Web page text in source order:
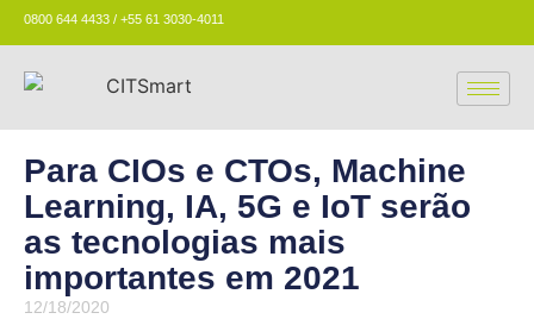
0800 644 4433 / +55 61 3030-4011
Para CIOs e CTOs, Machine
Learning, IA, 5G e IoT serão
as tecnologias mais
importantes em 2021
12/18/2020